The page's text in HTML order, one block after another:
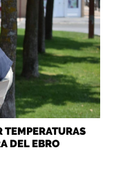
TEMPERATURAS
DEL EBRO